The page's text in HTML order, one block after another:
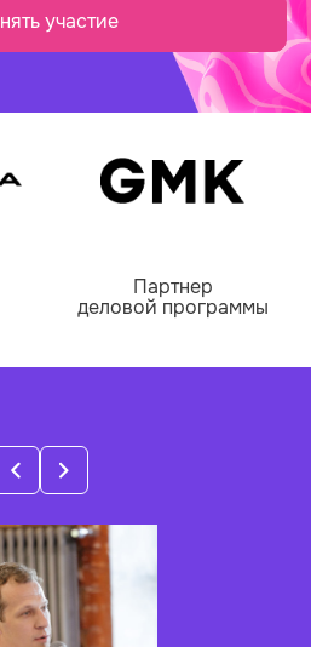
участие
Партнер
деловой программы
веры и адаптивности
требует от команд не
но и большой
неопределенности
влияет на состояние людей.
видит простую
рынке результат
руководитель находится
двигаться вперед даже в
дать пять
состояние команды и
энергия